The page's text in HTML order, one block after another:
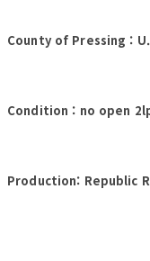
County of Pressing :
Condition : no open
Production: Republic